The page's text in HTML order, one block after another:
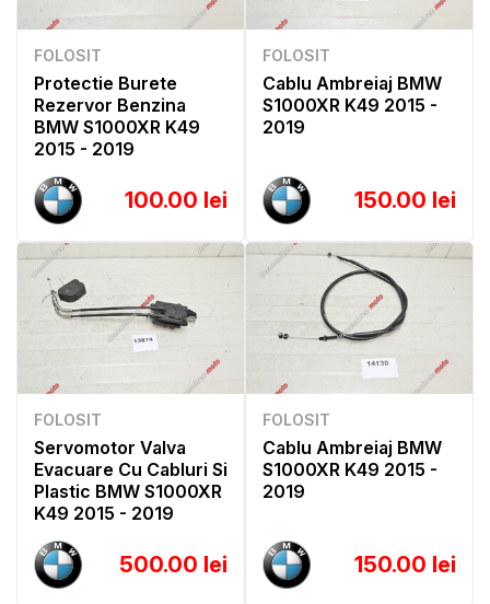
FOLOSIT
Protectie Burete
Rezervor Benzina
BMW S1000XR K49
2015 - 2019
100.00 lei
FOLOSIT
Cablu Ambreiaj BMW
S1000XR K49 2015 -
2019
150.00 lei
FOLOSIT
Servomotor Valva
Evacuare Cu Cabluri Si
Plastic BMW S1000XR
K49 2015 - 2019
500.00 lei
FOLOSIT
Cablu Ambreiaj BMW
S1000XR K49 2015 -
2019
150.00 lei